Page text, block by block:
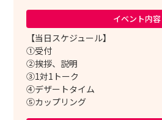
イベント内容
【当日スケジュール】
①受付
②挨拶、説明
③1対1トーク
④デザートタイム
⑤カップリング